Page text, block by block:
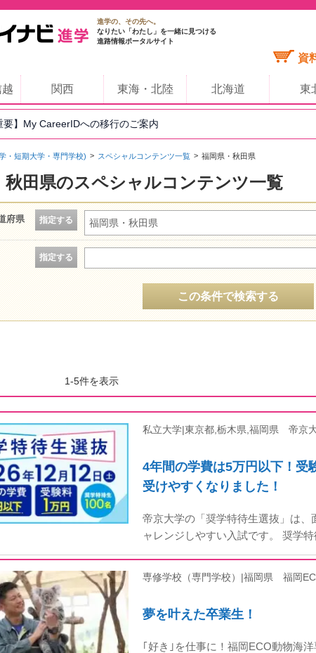
進学の、その先へ。
なりたい「わたし」を一緒に見つける
進路情報ポータルサイト
資
関西 東海・北陸 北海道 東
要】My CareerIDへの移行のご案内
・短期大学・専門学校) スペシャルコンテンツ一覧 福岡県・秋田県
秋田県のスペシャルコンテンツ一覧
府県 指定する 福岡県・秋田県
指定する
この条件で検索する
1-5件を表示
私立大学|東京都,栃木県,福岡県 帝京
4年間の学費は5万円以下！受
受けやすくなりました！
帝京大学の「奨学特待生選抜」は
ャレンジしやすい入試です。 奨学
専修学校（専門学校）|福岡県 福岡
夢を叶えた卒業生！
｢好き｣を仕事に！福岡ECO動物海